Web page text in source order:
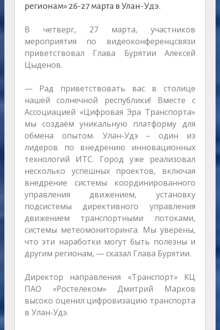
регионам» 26-27 марта в Улан-Удэ.
В четверг, 27 марта, участников
мероприятия по видеоконференцсвязи
приветствовал Глава Бурятии Алексей
Цыденов.
— Рад приветствовать вас в столице
нашей солнечной республики! Вместе с
Ассоциацией «Цифровая Эра Транспорта»
мы создаём уникальную платформу для
обмена опытом. Улан-Удэ – один из
лидеров по внедрению инновационных
технологий ИТС. Город уже реализовал
несколько успешных проектов, включая
внедрение системы координированного
управления движением, установку
подсистемы директивного управления
движением транспортными потоками,
системы метеомониторинга. Мы уверены,
что эти наработки могут быть полезны и
другим регионам, — сказал Глава Бурятии.
Директор направления «Транспорт» КЦ
ПАО «Ростелеком» Дмитрий Марков
высоко оценил цифровизацию транспорта
в Улан-Удэ.